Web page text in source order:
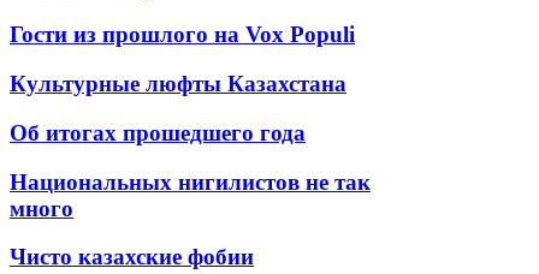
Гости из прошлого на Vox Populi
Культурные люфты Казахстана
Об итогах прошедшего года
Национальных нигилистов не так
много
Чисто казахские фобии